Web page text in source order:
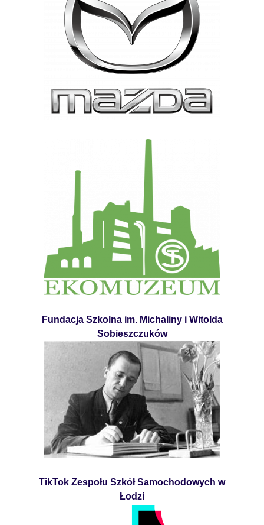
Fundacja Szkolna im. Michaliny i Witolda
Sobieszczuków
TikTok Zespołu Szkół Samochodowych w
Łodzi